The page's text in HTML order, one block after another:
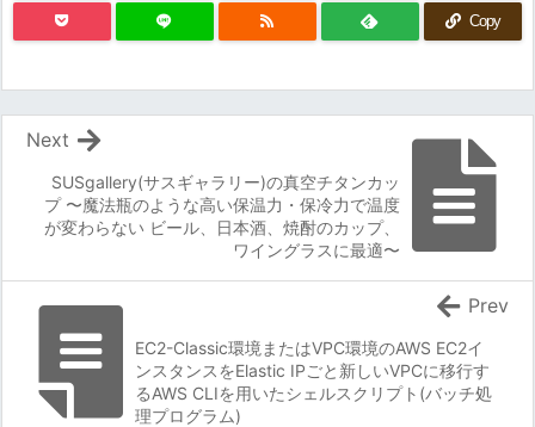
Copy
SUSgallery(サスギャラリー)の真空チタンカッ
プ 〜魔法瓶のような高い保温力・保冷力で温度
が変わらない ビール、日本酒、焼酎のカップ、
ワイングラスに最適〜
Next
EC2-Classic環境またはVPC環境のAWS EC2イ
ンスタンスをElastic IPごと新しいVPCに移行す
るAWS CLIを用いたシェルスクリプト(バッチ処
理プログラム)
Prev